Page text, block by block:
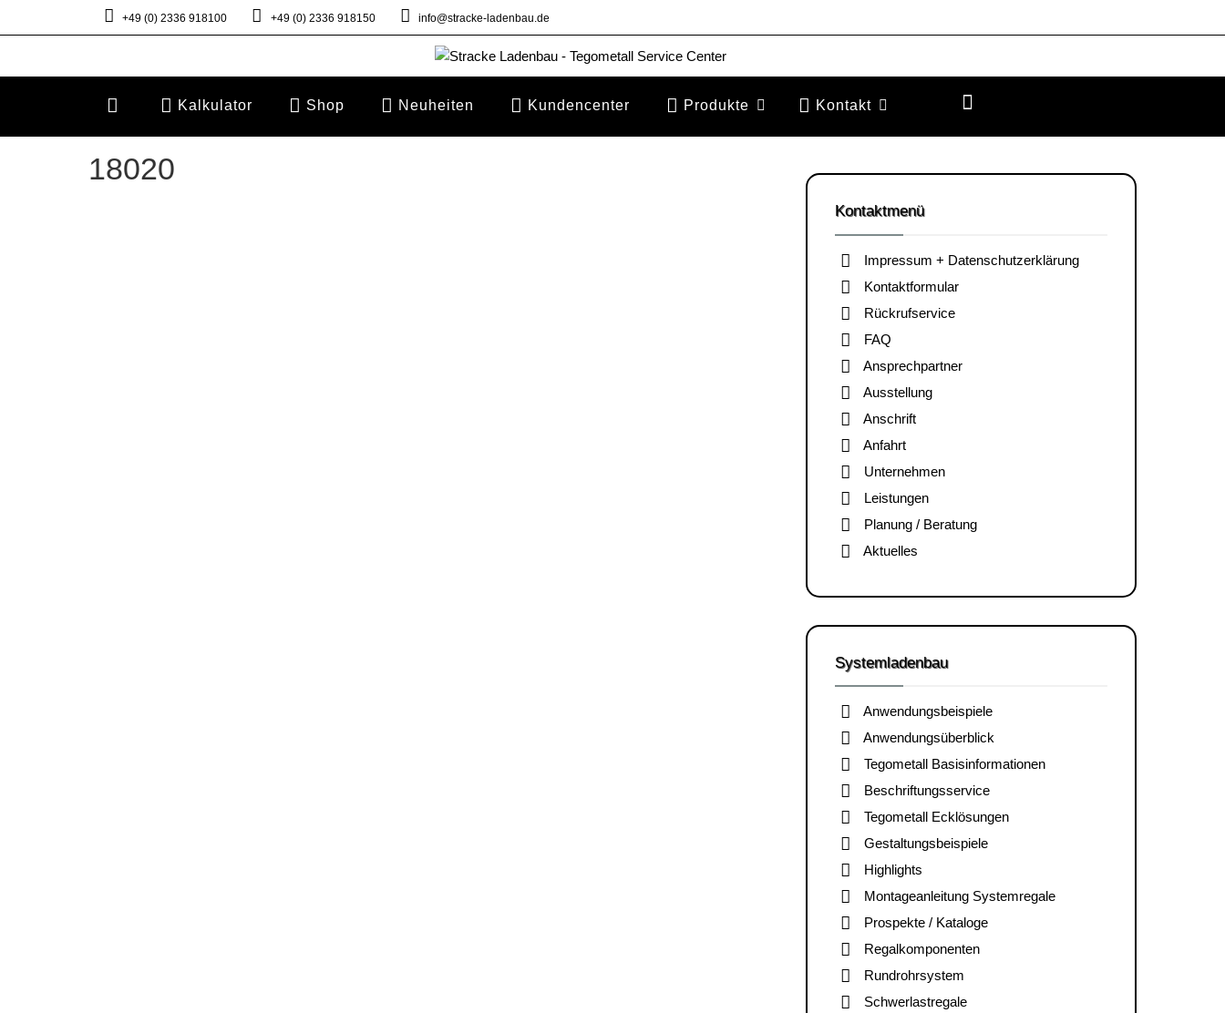
+49 (0) 2336 918100 +49 (0) 2336 918150 info@stracke-ladenbau.de
Kalkulator Shop Neuheiten Kundencenter Produkte Kontakt
18020
Kontaktmenü
Impressum + Datenschutzerklärung
Kontaktformular
Rückrufservice
FAQ
Ansprechpartner
Ausstellung
Anschrift
Anfahrt
Unternehmen
Leistungen
Planung / Beratung
Aktuelles
Systemladenbau
Anwendungsbeispiele
Anwendungsüberblick
Tegometall Basisinformationen
Beschriftungsservice
Tegometall Ecklösungen
Gestaltungsbeispiele
Highlights
Montageanleitung Systemregale
Prospekte / Kataloge
Regalkomponenten
Rundrohrsystem
Schwerlastregale